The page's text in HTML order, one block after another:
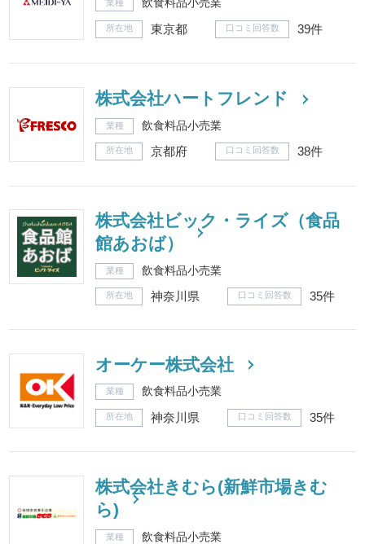
業種 飲食料品小売業
所在地 東京都 口コミ回答数 39件
株式会社ハートフレンド
業種 飲食料品小売業
所在地 京都府 口コミ回答数 38件
株式会社ビック・ライズ（食品
館あおば）
業種 飲食料品小売業
所在地 神奈川県 口コミ回答数 35件
オーケー株式会社
業種 飲食料品小売業
所在地 神奈川県 口コミ回答数 35件
株式会社きむら(新鮮市場きむ
ら)
業種 飲食料品小売業